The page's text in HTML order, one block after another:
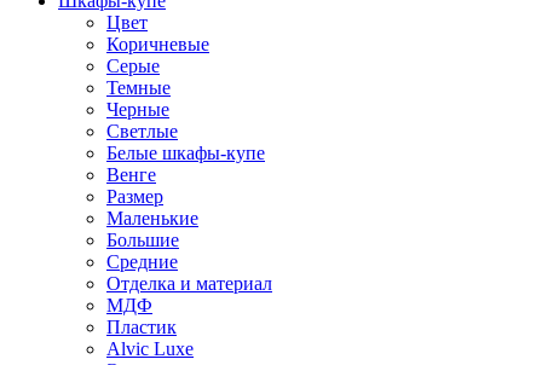
Цвет
Коричневые
Серые
Темные
Черные
Светлые
Белые шкафы-купе
Венге
Размер
Маленькие
Большие
Средние
Отделка и материал
МДФ
Пластик
Alvic Luxe